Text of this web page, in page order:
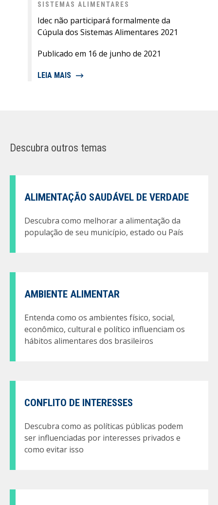
SISTEMAS ALIMENTARES
Idec não participará formalmente da
Cúpula dos Sistemas Alimentares 2021
Publicado em 16 de junho de 2021
LEIA MAIS
Descubra outros temas
ALIMENTAÇÃO SAUDÁVEL DE VERDADE
Descubra como melhorar a alimentação da
população de seu município, estado ou País
AMBIENTE ALIMENTAR
Entenda como os ambientes físico, social,
econômico, cultural e político influenciam os
hábitos alimentares dos brasileiros
CONFLITO DE INTERESSES
Descubra como as políticas públicas podem
ser influenciadas por interesses privados e
como evitar isso